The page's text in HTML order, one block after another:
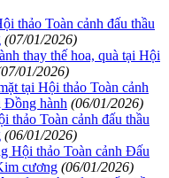
thảo Toàn cảnh đấu thầu
(07/01/2026)
thay thế hoa, quà tại Hội
01/2026)
tại Hội thảo Toàn cảnh
hành (06/01/2026)
thảo Toàn cảnh đấu thầu
(06/01/2026)
Hội thảo Toàn cảnh Đấu
cương (06/01/2026)